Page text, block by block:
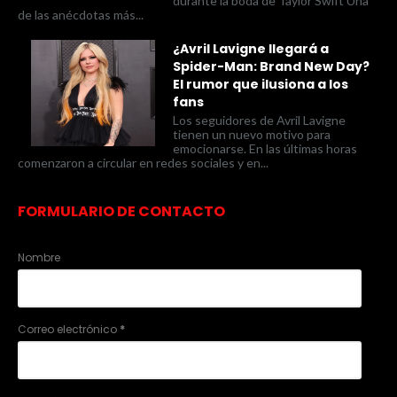
de las anécdotas más...
¿Avril Lavigne llegará a
Spider-Man: Brand New Day?
El rumor que ilusiona a los
fans
Los seguidores de Avril Lavigne
tienen un nuevo motivo para
emocionarse. En las últimas horas
comenzaron a circular en redes sociales y en...
FORMULARIO DE CONTACTO
Nombre
Correo electrónico *